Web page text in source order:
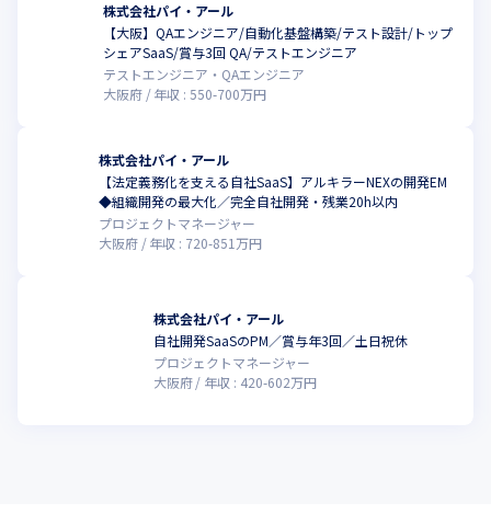
株式会社パイ・アール
【大阪】QAエンジニア/自動化基盤構築/テスト設計/トップ
シェアSaaS/賞与3回 QA/テストエンジニア
テストエンジニア・QAエンジニア
大阪府
年収 : 550-700万円
株式会社パイ・アール
【法定義務化を支える自社SaaS】アルキラーNEXの開発EM
◆組織開発の最大化／完全自社開発・残業20h以内
プロジェクトマネージャー
大阪府
年収 : 720-851 万円
株式会社パイ・アール
自社開発SaaSのPM／賞与年3回／土日祝休
プロジェクトマネージャー
大阪府
年収 : 420-602万円